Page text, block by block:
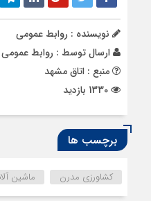
نویسنده : روابط عمومی
ارسال توسط : روابط عمومی
منبع : اتاق مشهد
برچسب ها
کشاورزی مدرن ماشین